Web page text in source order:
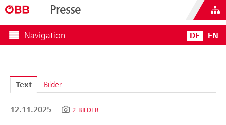
Presse
Navigation DE EN
Text Bilder
12.11.2025 2 BILDER